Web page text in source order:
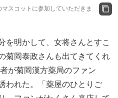
スコットに参加していただきま
明かして、女将さんとすこ
菊岡泰政さんも出てきてくれ
が菊岡漢方薬局のファン
われた。「薬屋のひとりご